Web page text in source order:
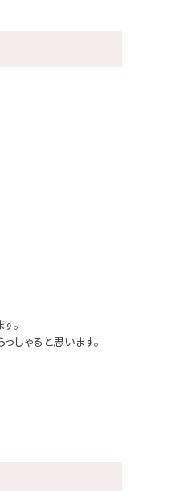
。
しゃると思います。